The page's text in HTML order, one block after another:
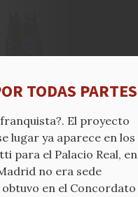
por
old
TODAS PARTES
El proyecto
lugar ya aparece en los
para el Palacio Real, en
no era sede
en el Concordato